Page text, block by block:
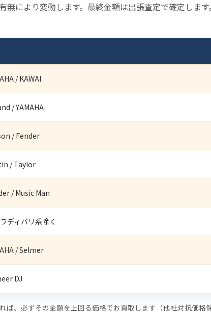
無により変動します。最終金額は出張査定で確定します。
/ KAWAI
/ YAMAHA
/ Fender
/ Taylor
/ Music Man
ディバリ系除く
/ Selmer
DJ
、必ずその金額を上回る価格でお買取します（他社対抗価格保